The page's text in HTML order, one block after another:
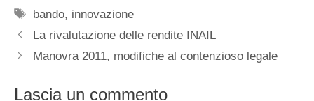
Tag
bando, innovazione
La rivalutazione delle rendite INAIL
Manovra 2011, modifiche al contenzioso legale
Lascia un commento